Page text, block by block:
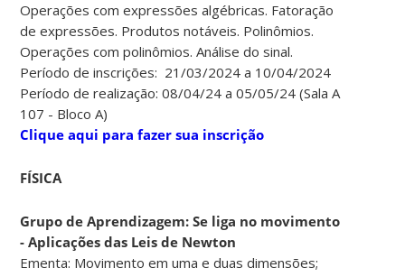
Operações com expressões algébricas. Fatoração
de expressões. Produtos notáveis. Polinômios.
Operações com polinômios. Análise do sinal.
Período de inscrições: 21/03/2024 a 10/04/2024
Período de realização: 08/04/24 a 05/05/24 (Sala A
107 - Bloco A)
Clique aqui para fazer sua inscrição
FÍSICA
Grupo de Aprendizagem: Se liga no movimento
- Aplicações das Leis de Newton
Ementa: Movimento em uma e duas dimensões;